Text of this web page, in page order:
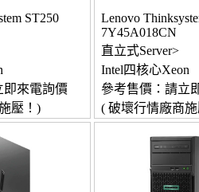
ST250
即來電詢價
壓！)
Lenovo
7Y45A018CN
直立式Server>
Intel四核心Xeon
參考售價：請立
( 破壞行情廠商